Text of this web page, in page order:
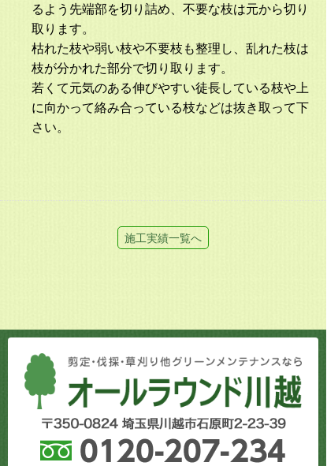
るよう先端部を切り詰め、不要な枝は元から切り
取ります。
枯れた枝や弱い枝や不要枝も整理し、乱れた枝は
枝が分かれた部分で切り取ります。
若くて元気のある伸びやすい徒長している枝や上
に向かって絡み合っている枝などは抜き取って下
さい。
施工実績一覧へ